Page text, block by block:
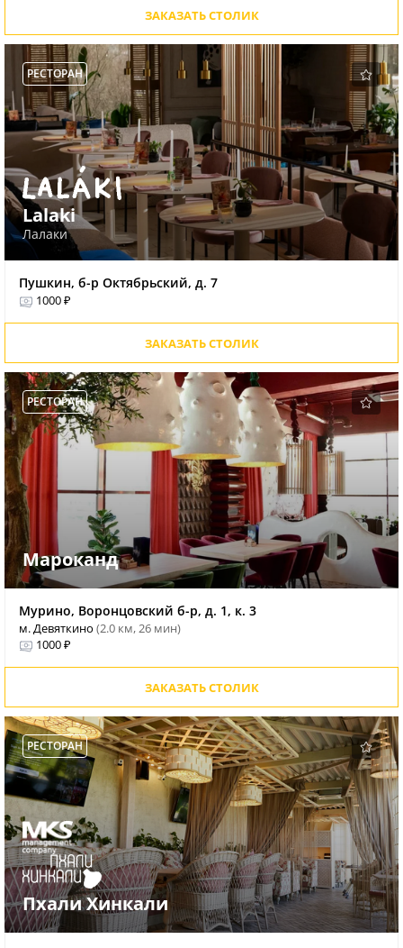
ЗАКАЗАТЬ СТОЛИК
РЕСТОРАН
Lalaki
Лалаки
Пушкин, б-р Октябрьский, д. 7
1000 ₽
ЗАКАЗАТЬ СТОЛИК
РЕСТОРАН
Мароканд
Мурино, Воронцовский б-р, д. 1, к. 3
м. Девяткино (2.0 км, 26 мин)
1000 ₽
ЗАКАЗАТЬ СТОЛИК
РЕСТОРАН
Пхали Хинкали